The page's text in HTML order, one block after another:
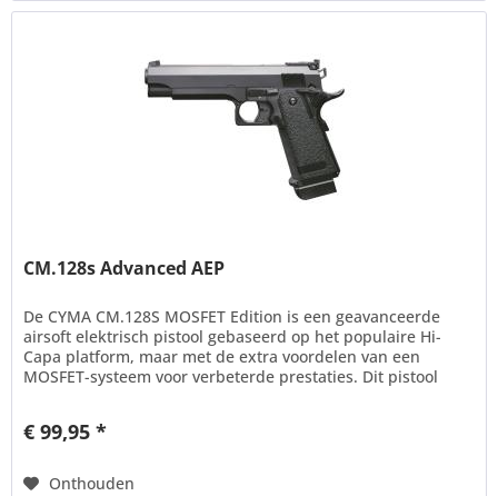
CM.128s Advanced AEP
De CYMA CM.128S MOSFET Edition is een geavanceerde
airsoft elektrisch pistool gebaseerd op het populaire Hi-
Capa platform, maar met de extra voordelen van een
MOSFET-systeem voor verbeterde prestaties. Dit pistool
€ 99,95 *
Onthouden